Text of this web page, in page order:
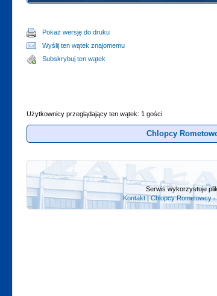
Pokaż wersję do druku
Wyślij ten wątek znajomemu
Subskrybuj ten wątek
Użytkownicy przeglądający ten wątek: 1 gości
Chlopcy
Serwis wykorzystuje
Kontakt|Chlopcy Rometowcy